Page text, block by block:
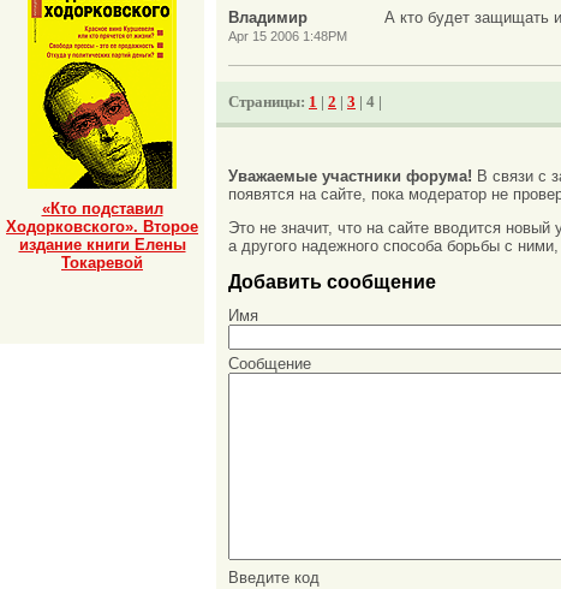
Владимир
Apr 15 2006 1:48PM
А кто будет защищать
Страницы: 1 | 2 | 3 | 4 |
Уважаемые участники форума! В связи с
появятся на сайте, пока модератор не
Это не значит, что на сайте вводится
а другого надежного способа борьбы с
Добавить сообщение
Имя
Сообщение
Введите код
«Кто подставил
Ходорковского». Второе
издание книги Елены
Токаревой